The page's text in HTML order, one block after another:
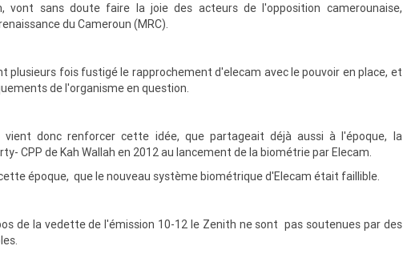
vont sans doute faire la joie des acteurs de l'opposition camerounaise,
du Cameroun (MRC).
plusieurs fois fustigé le rapprochement d'elecam avec le pouvoir en place, et
de l'organisme en question.
donc renforcer cette idée, que partageait déjà aussi à l'époque, la
CPP de Kah Wallah en 2012 au lancement de la biométrie par Elecam.
époque, que le nouveau système biométrique d'Elecam était faillible.
de la vedette de l'émission 10-12 le Zenith ne sont pas soutenues par des